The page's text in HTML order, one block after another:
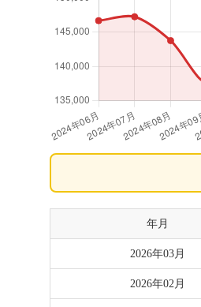
年月
2026年03月
2026年02月